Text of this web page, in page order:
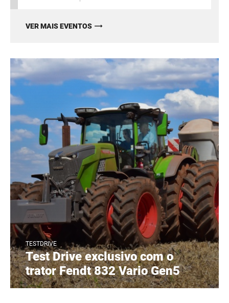
VER MAIS EVENTOS
TESTDRIVE
Test Drive exclusivo com o
trator Fendt 832 Vario Gen5